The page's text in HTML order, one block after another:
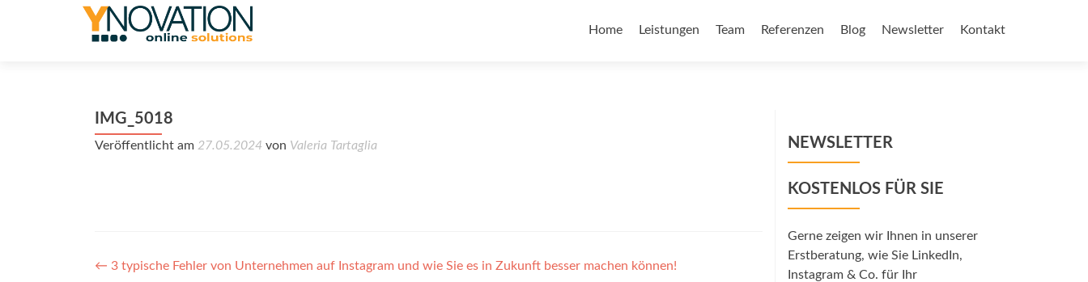
Home Leistungen Team Referenzen Blog Newsletter Kontakt
IMG_5018
Veröffentlicht am 27.05.2024 von Valeria Tartaglia
Post
← 3 typische Fehler von Unternehmen auf Instagram und wie Sie es in Zukunft besser machen können!
NEWSLETTER
KOSTENLOS FÜR SIE
Gerne zeigen wir Ihnen in unserer
Erstberatung, wie Sie LinkedIn,
Instagram & Co. für Ihr